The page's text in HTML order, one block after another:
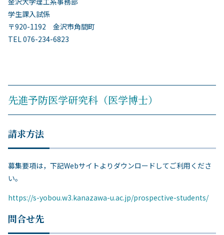
学生課入試係
〒920-1192 金沢市角間町
TEL 076-234-6823
先進予防医学研究科（医学博士）
請求方法
募集要項は，下記Webサイトよりダウンロードしてご利用くださ
い。
https://s-yobou.w3.kanazawa-u.ac.jp/prospective-students/
問合せ先